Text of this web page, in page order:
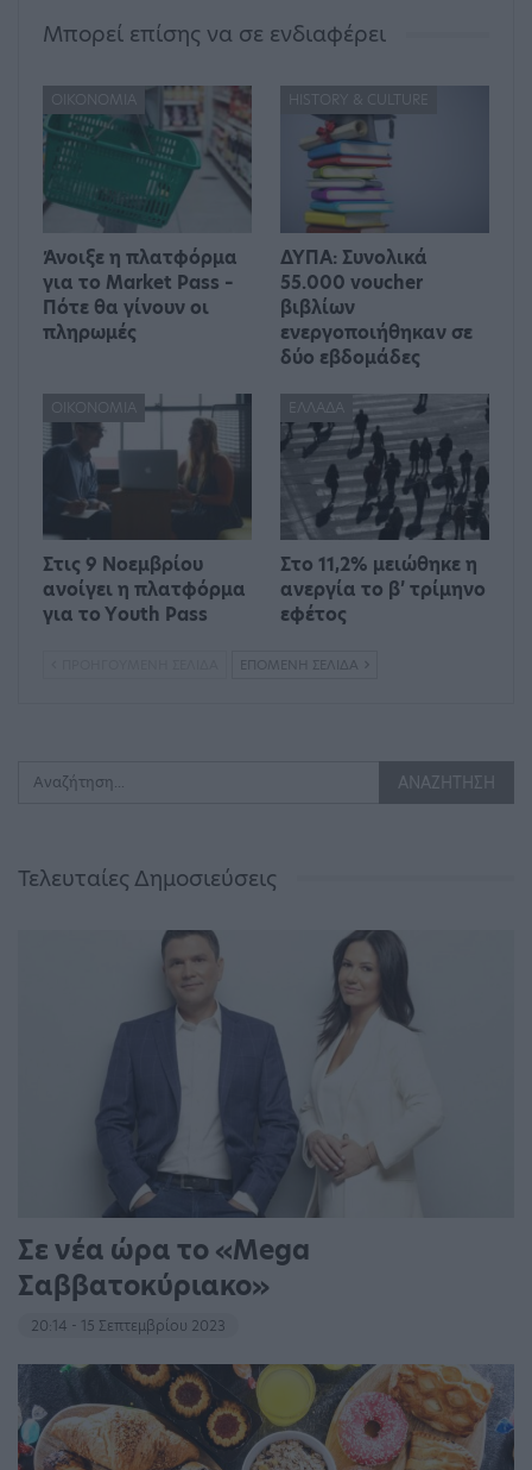
Μπορεί επίσης να σε ενδιαφέρει
ΟΙΚΟΝΟΜΊΑ
Άνοιξε η πλατφόρμα
για το Market Pass –
Πότε θα γίνουν οι
πληρωμές
HISTORY & CULTURE
ΔΥΠΑ: Συνολικά
55.000 voucher
βιβλίων
ενεργοποιήθηκαν σε
δύο εβδομάδες
ΟΙΚΟΝΟΜΊΑ
Στις 9 Νοεμβρίου
ανοίγει η πλατφόρμα
για το Υouth Pass
ΕΛΛΆΔΑ
Στο 11,2% μειώθηκε η
ανεργία το β’ τρίμηνο
εφέτος
ΕΠΌΜΕΝΗ ΣΕΛΊΔΑ
Τελευταίες Δημοσιεύσεις
Σε νέα ώρα το «Mega
Σαββατοκύριακο»
20:14 - 15 Σεπτεμβρίου 2023